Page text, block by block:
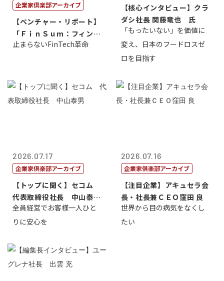
企業家倶楽部アーカイブ
【ベンチャー・リポート】
「ＦｉｎＳｕｍ：フィンテ
ック・サミッ...
止まらないFinTech革命
【核心インタビュー】クラ
ダシ社長 関藤竜也 氏
「もったいない」を価値に
変え、日本のフードロスゼ
ロを目指す
2026.07.17
企業家倶楽部アーカイブ
【トップに聞く】セコム
代表取締役社長 中山泰
男
全員経営でお客様一人ひと
りに安心を
2026.07.16
企業家倶楽部アーカイブ
【注目企業】アキュセラ会
長・社長兼ＣＥＯ窪田 良
世界から目の病気をなくし
たい